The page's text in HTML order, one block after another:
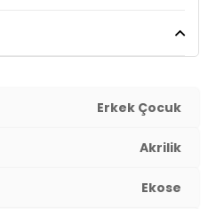
Erkek Çocuk
Akrilik
Ekose